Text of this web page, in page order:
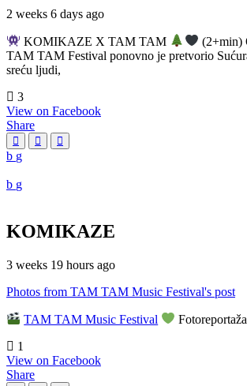
2 weeks 6 days ago
KOMIKAZE X TAM TAM
(2+min)
TAM TAM Festival ponovno je pretvorio
sreću ljudi,
3
View on Facebook
Share
KOMIKAZE
3 weeks 19 hours ago
Photos from TAM TAM Music Festival's post
TAM TAM Music Festival
1
View on Facebook
Share